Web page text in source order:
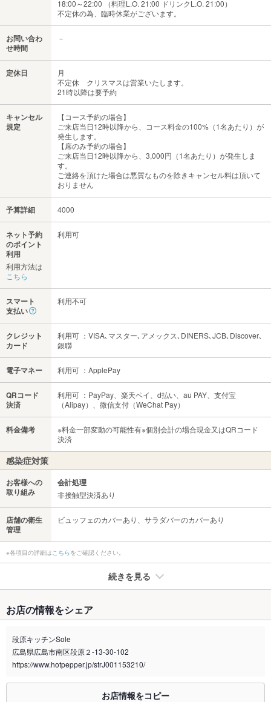
18:00～22:00 （料理L.O. 21:00 ドリンクL.O. 21:00）
不定休の為、臨時休業がございます。
お問い合わ
せ時間
－
定休日
月
不定休 クリスマスは営業いたします。
21時以降は要予約
キャンセル
規定
【コース予約の場合】
ご来店当日12時以降から、コース料金の100%（1名あたり）が
発生します。
【席のみ予約の場合】
ご来店当日12時以降から、3,000円（1名あたり）が発生しま
す。
ご連絡を頂けた場合は悪質なものを除きキャンセル料は頂いて
おりません
予算詳細 4000
ネット予約
のポイント
利用
利用方法は
こちら
利用可
スマート
支払い
利用不可
クレジット
カード
利用可 ：VISA､マスター､アメックス､DINERS､JCB､Discover､
銀聯
電子マネー 利用可 ：ApplePay
QRコード
決済
利用可 ：PayPay、楽天ペイ、d払い、au PAY、支付宝
（Alipay）、微信支付（WeChat Pay）
料金備考
※料金一部変動の可能性有※個別会計の場合現金又はQRコード
決済
感染症対策
お客様への
取り組み
会計処理
非接触型決済あり
店舗の衛生
管理
ビュッフェのカバーあり、サラダバーのカバーあり
※各項目の詳細は こちらをご確認ください。
続きを見る
禁煙・喫煙 全席禁煙
喫煙専用室 なし
※2020年4月1日～受動喫煙対策に関する法律が施行されています。正しい情報はお店へお問い
お店の情報をシェア
段原キッチンSole
広島県広島市南区段原２-13-30-102
https://www.hotpepper.jp/strJ001153210/
お店情報をコピー